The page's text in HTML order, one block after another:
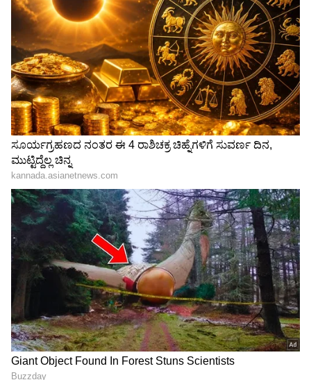
LATEST VIDEOS
"ರಾಜಕೀಯ ಬೇಡ, ಸಿನಿಮಾನೇ ಪ್ರಾಣ":
ಕನಕೋತ್ಸವದಲ್ಲಿ ರಿಷಬ್ ಶೆಟ್ಟಿ | Rishab
Shetty speech | Suvarna News
ಶೇ.50 ರಿಂದ ಶೇ.18 ಕ್ಕೆ TAX ಇಳಿಕೆ: ಮೋದಿ-
ಟ್ರಂಪ್ ಐತಿಹಾಸಿಕ ಒಪ್ಪಂದ | India US
Trade Deal | Party Rounds